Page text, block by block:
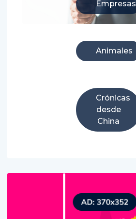
Empresas
Animales
Crónicas
desde
China